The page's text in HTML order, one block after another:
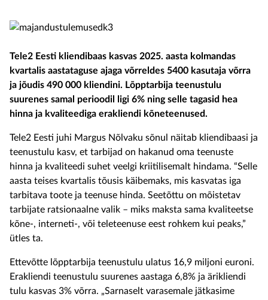
Tele2 Eesti kliendibaas kasvas 2025. aasta kolmandas
kvartalis aastataguse ajaga võrreldes 5400 kasutaja võrra
ja jõudis 490 000 kliendini. Lõpptarbija teenustulu
suurenes samal perioodil ligi 6% ning selle tagasid hea
hinna ja kvaliteediga erakliendi kõneteenused.
Tele2 Eesti juhi Margus Nõlvaku sõnul näitab kliendibaasi ja
teenustulu kasv, et tarbijad on hakanud oma teenuste
hinna ja kvaliteedi suhet veelgi kriitilisemalt hindama. “Selle
aasta teises kvartalis tõusis käibemaks, mis kasvatas iga
tarbitava toote ja teenuse hinda. Seetõttu on mõistetav
tarbijate ratsionaalne valik – miks maksta sama kvaliteetse
kõne-, interneti-, või teleteenuse eest rohkem kui peaks,”
ütles ta.
Ettevõtte lõpptarbija teenustulu ulatus 16,9 miljoni euroni.
Erakliendi teenustulu suurenes aastaga 6,8% ja ärikliendi
tulu kasvas 3% võrra. „Sarnaselt varasemale jätkasime